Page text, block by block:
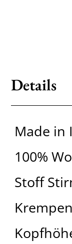
Details
Made in
100%
Stoff